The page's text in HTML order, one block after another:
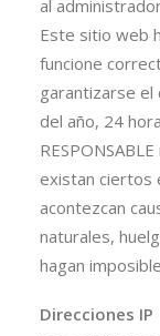
al
Este sitio web
funcione
garantizarse
del año, 24
existan ciertos
acontezcan
naturales,
hagan
Direcciones IP